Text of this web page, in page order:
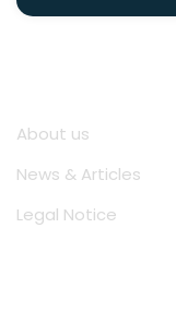
About us
News & Articles
Legal Notice